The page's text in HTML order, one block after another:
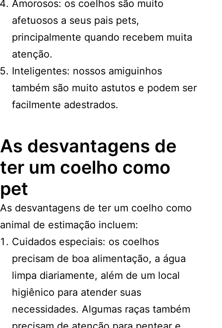
Amorosos: os coelhos são muito
afetuosos a seus pais pets,
principalmente quando recebem muita
atenção.
Inteligentes: nossos amiguinhos
também são muito astutos e podem ser
facilmente adestrados.
As desvantagens de
ter um coelho como
pet
As desvantagens de ter um coelho como
animal de estimação incluem:
Cuidados especiais: os coelhos
precisam de boa alimentação, a água
limpa diariamente, além de um local
higiênico para atender suas
necessidades. Algumas raças também